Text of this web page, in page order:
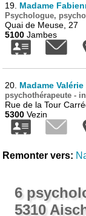
19. Madame
Psychologue,
Quai de Meuse, 27
5100 Jambes
20. Madame Valérie
psychothérapeute -
Rue de la Tour
5300 Vezin
Remonter vers:
6
5310